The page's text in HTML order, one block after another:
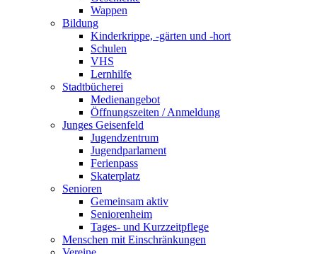
Wappen
Bildung
Kinderkrippe, -gärten und -hort
Schulen
VHS
Lernhilfe
Stadtbücherei
Medienangebot
Öffnungszeiten / Anmeldung
Junges Geisenfeld
Jugendzentrum
Jugendparlament
Ferienpass
Skaterplatz
Senioren
Gemeinsam aktiv
Seniorenheim
Tages- und Kurzzeitpflege
Menschen mit Einschränkungen